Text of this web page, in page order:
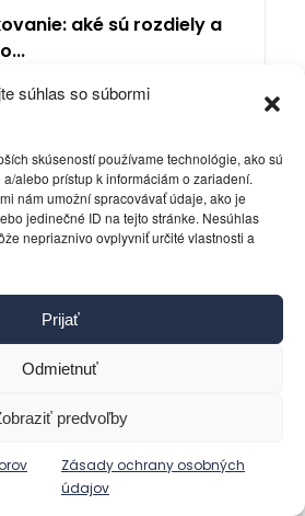
súhlas so súbormi
skúseností používame technológie, ako sú
alebo prístup k informáciám o zariadení.
nám umožní spracovávať údaje, ako je
jedinečné ID na tejto stránke. Nesúhlas
nepriaznivo ovplyvniť určité vlastnosti a
Prijať
Odmietnuť
predvoľby
Zásady ochrany osobných
údajov
aké sú rozdiely a